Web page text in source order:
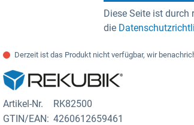
Diese Seite ist durch
die
Derzeit ist das Produkt nicht verfügbar, wir
Artikel-Nr.
RK82500
GTIN/EAN: 4260612659461